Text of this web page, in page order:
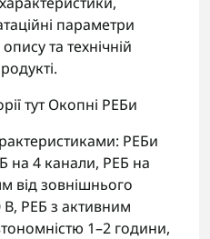
параметри
та технічній
тутОкопні РЕБи
РЕБи
на 4 канали, РЕБ на
від зовнішнього
В, РЕБ з активним
1–2 години,